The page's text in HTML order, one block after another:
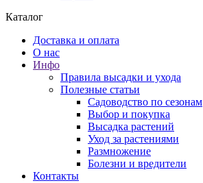
Каталог
Доставка и оплата
О нас
Инфо
Правила высадки и ухода
Полезные статьи
Садоводство по сезонам
Выбор и покупка
Высадка растений
Уход за растениями
Размножение
Болезни и вредители
Контакты